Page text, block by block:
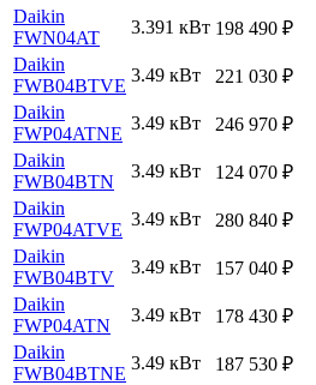
Daikin
FWN04AT
3.391 кВт 198 490 ₽
Daikin
FWB04BTVE
3.49 кВт 221 030 ₽
Daikin
FWP04ATNE
3.49 кВт 246 970 ₽
Daikin
FWB04BTN
3.49 кВт 124 070 ₽
Daikin
FWP04ATVE
3.49 кВт 280 840 ₽
Daikin
FWB04BTV
3.49 кВт 157 040 ₽
Daikin
FWP04ATN
3.49 кВт 178 430 ₽
Daikin
FWB04BTNE
3.49 кВт 187 530 ₽